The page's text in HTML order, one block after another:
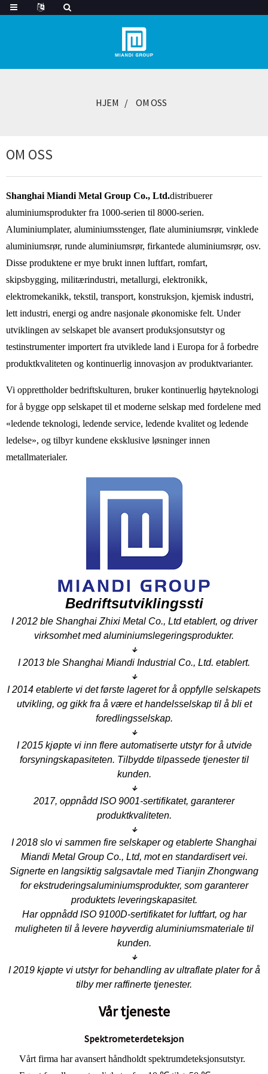
HJEM OM OSS
OM OSS
Shanghai Miandi Metal Group Co., Ltd.distribuerer
aluminiumsprodukter fra 1000-serien til 8000-serien.
Aluminiumplater, aluminiumsstenger, flate aluminiumsrør, vinklede
aluminiumsrør, runde aluminiumsrør, firkantede aluminiumsrør, osv.
Disse produktene er mye brukt innen luftfart, romfart,
skipsbygging, militærindustri, metallurgi, elektronikk,
elektromekanikk, tekstil, transport, konstruksjon, kjemisk industri,
lett industri, energi og andre nasjonale økonomiske felt. Under
utviklingen av selskapet ble avansert produksjonsutstyr og
testinstrumenter importert fra utviklede land i Europa for å forbedre
produktkvaliteten og kontinuerlig innovasjon av produktvarianter.
Vi opprettholder bedriftskulturen, bruker kontinuerlig høyteknologi
for å bygge opp selskapet til et moderne selskap med fordelene med
«ledende teknologi, ledende service, ledende kvalitet og ledende
ledelse», og tilbyr kundene eksklusive løsninger innen
metallmaterialer.
Bedriftsutviklingssti
I 2012 ble Shanghai Zhixi Metal Co., Ltd etablert, og driver
virksomhet med aluminiumslegeringsprodukter.
↓
I 2013 ble Shanghai Miandi Industrial Co., Ltd. etablert.
↓
I 2014 etablerte vi det første lageret for å oppfylle selskapets
utvikling, og gikk fra å være et handelsselskap til å bli et
foredlingsselskap.
↓
I 2015 kjøpte vi inn flere automatiserte utstyr for å utvide
forsyningskapasiteten. Tilbydde tilpassede tjenester til
kunden.
↓
2017, oppnådd ISO 9001-sertifikatet, garanterer
produktkvaliteten.
↓
I 2018 slo vi sammen fire selskaper og etablerte Shanghai
Miandi Metal Group Co., Ltd, mot en standardisert vei.
Signerte en langsiktig salgsavtale med Tianjin Zhongwang
for ekstruderingsaluminiumsprodukter, som garanterer
produktets leveringskapasitet.
Har oppnådd ISO 9100D-sertifikatet for luftfart, og har
muligheten til å levere høyverdig aluminiumsmateriale til
kunden.
↓
I 2019 kjøpte vi utstyr for behandling av ultraflate plater for å
tilby mer raffinerte tjenester.
Vår tjeneste
Spektrometerdeteksjon
Vårt firma har avansert håndholdt spektrumdeteksjonsutstyr.